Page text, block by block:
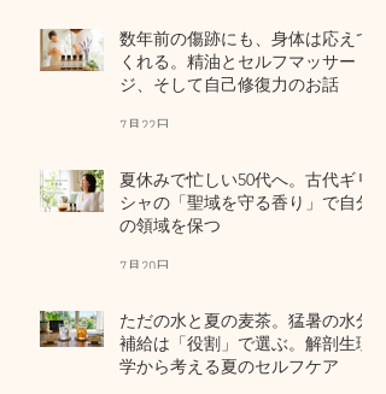
数年前の傷跡にも、身体は応えて
くれる。精油とセルフマッサー
ジ、そして自己修復力のお話
7月22日
夏休みで忙しい50代へ。古代ギリ
シャの「聖域を守る香り」で自分
の領域を保つ
7月20日
ただの水と夏の麦茶。猛暑の水分
補給は「役割」で選ぶ。解剖生理
学から考える夏のセルフケア